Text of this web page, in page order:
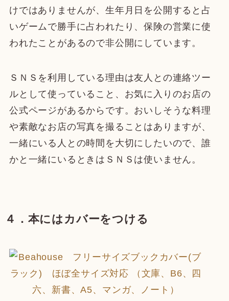
けではありませんが、生年月日を公開すると占
いゲームで勝手に占われたり、保険の営業に使
われたことがあるので非公開にしています。
ＳＮＳを利用している理由は友人との連絡ツー
ルとして使っていること、お気に入りのお店の
公式ページがあるからです。おいしそうな料理
や素敵なお店の写真を撮ることはありますが、
一緒にいる人との時間を大切にしたいので、誰
かと一緒にいるときはＳＮＳは使いません。
４．本にはカバーをつける